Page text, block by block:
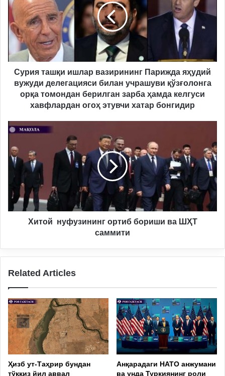
вазирининг
Парижда
яҳудий
вужуди
делегацияси
билан
учрашуви
қўзғолонга
орқа
томондан
зарба
ҳамда
келгуси
хавфлардан
огоҳ
этувчи
хатар
бонгидир
Сурия ташқи ишлар вазирининг Парижда яҳудий
вужуди делегацияси билан учрашуви қўзғолонга
орқа томондан берилган зарба ҳамда келгуси
хавфлардан огоҳ этувчи хатар бонгидир
Хитой нуфузининг ортиб
бориши
ва
ШҲТ
саммити
Хитой нуфузининг ортиб бориши ва ШҲТ
саммити
Related Articles
Ҳизб ут-Таҳрир бундан
тўққиз йил аввал
Анқарадаги НАТО анжумани
ва унда Туркиянинг роли